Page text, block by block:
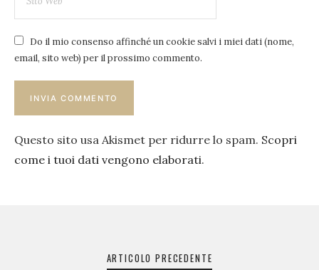
Do il mio consenso affinché un cookie salvi i miei dati (nome,
email, sito web) per il prossimo commento.
Questo sito usa Akismet per ridurre lo spam. Scopri
come i tuoi dati vengono elaborati.
ARTICOLO PRECEDENTE